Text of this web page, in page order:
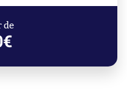
de